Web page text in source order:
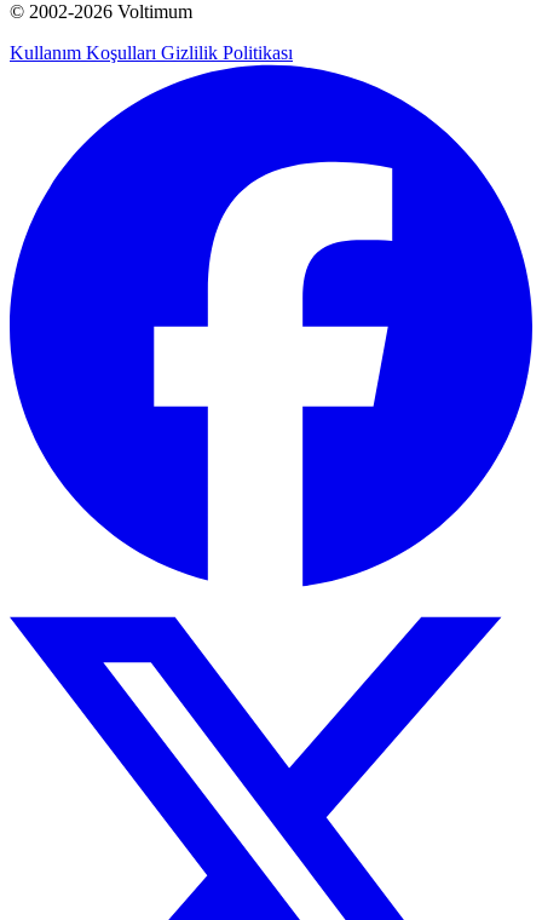
© 2002-2026 Voltimum
Kullanım Koşulları Gizlilik Politikası